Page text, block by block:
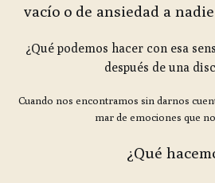
vacío o de ansiedad a
¿Qué podemos hacer con esa
después de una
Cuando nos encontramos sin darnos
mar de emociones que
¿Qué